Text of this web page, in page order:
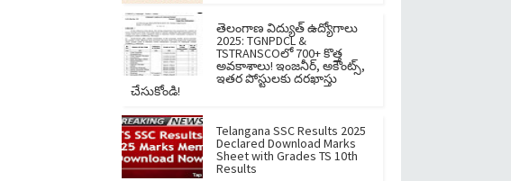
తెలంగాణ విద్యుత్ ఉద్యోగాలు
2025: TGNPDCL &
TSTRANSCOలో 700+ కొత్త
అవకాశాలు! ఇంజనీర్, అకౌంట్స్,
ఇతర పోస్టులకు దరఖాస్తు
చేసుకోండి!
Telangana SSC Results 2025
Declared Download Marks
Sheet with Grades TS 10th
Results